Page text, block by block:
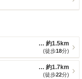
約1.5km
(徒歩18分)
約1.7km
(徒歩22分)